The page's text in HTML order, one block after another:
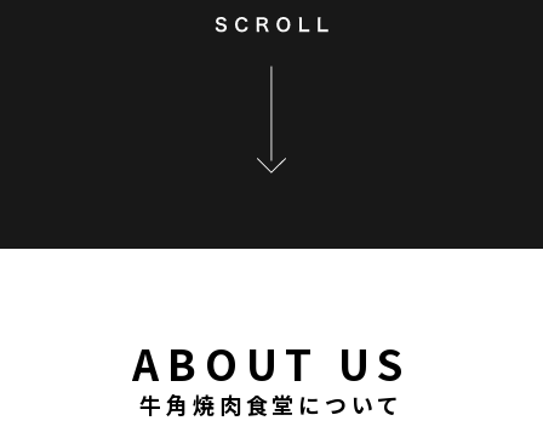
ABOUT US
牛角焼肉食堂について